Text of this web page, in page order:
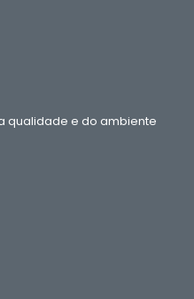
qualidade e do ambiente